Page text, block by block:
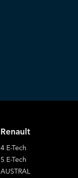
Renault
4 E-Tech
5 E-Tech
AUSTRAL